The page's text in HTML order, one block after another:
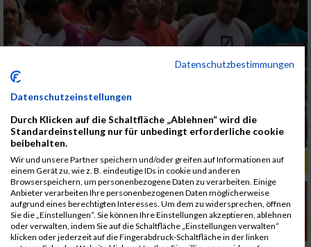
ALBUM B2RUN MÜNCHEN, B2RUN / 16.07.2019
Datenschutzbestimmungen
Datenschutzeinstellungen
Durch Klicken auf die Schaltfläche „Ablehnen“ wird die
Standardeinstellung nur für unbedingt erforderliche cookie
beibehalten.
Wir und unsere Partner speichern und/oder greifen auf Informationen auf
einem Gerät zu, wie z. B. eindeutige IDs in cookie und anderen
Browserspeichern, um personenbezogene Daten zu verarbeiten. Einige
Anbieter verarbeiten Ihre personenbezogenen Daten möglicherweise
aufgrund eines berechtigten Interesses. Um dem zu widersprechen, öffnen
Sie die „Einstellungen“. Sie können Ihre Einstellungen akzeptieren, ablehnen
oder verwalten, indem Sie auf die Schaltfläche „Einstellungen verwalten“
klicken oder jederzeit auf die Fingerabdruck-Schaltfläche in der linken